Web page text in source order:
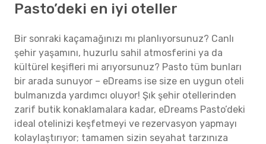
Pasto’deki en iyi oteller
Bir sonraki kaçamağınızı mı planlıyorsunuz? Canlı
şehir yaşamını, huzurlu sahil atmosferini ya da
kültürel keşifleri mi arıyorsunuz? Pasto tüm bunları
bir arada sunuyor – eDreams ise size en uygun oteli
bulmanızda yardımcı oluyor! Şık şehir otellerinden
zarif butik konaklamalara kadar, eDreams Pasto’deki
ideal otelinizi keşfetmeyi ve rezervasyon yapmayı
kolaylaştırıyor; tamamen sizin seyahat tarzınıza